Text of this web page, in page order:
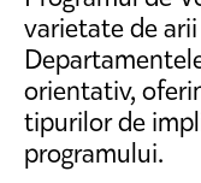
varietate de
orientativ,
tipurilor de
programului.